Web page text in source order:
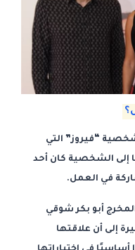
“فيروز” التي
إلى الشخصية كان أحد
في العمل.
أبو بكر شوقي
إلى أن علاقتها